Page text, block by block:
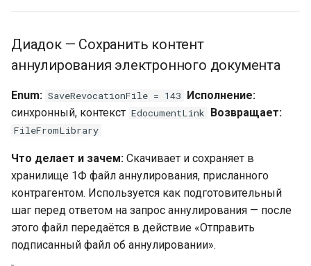
Диадок — Сохранить контент
аннулирования электронного документа
Enum: SaveRevocationFile = 143
Исполнение:
синхронный, контекст EdocumentLink Возвращает:
FileFromLibrary
Что делает и зачем: Скачивает и сохраняет в
хранилище 1Ф файл аннулирования, присланного
контрагентом. Используется как подготовительный
шаг перед ответом на запрос аннулирования — после
этого файл передаётся в действие «Отправить
подписанный файл об аннулировании».